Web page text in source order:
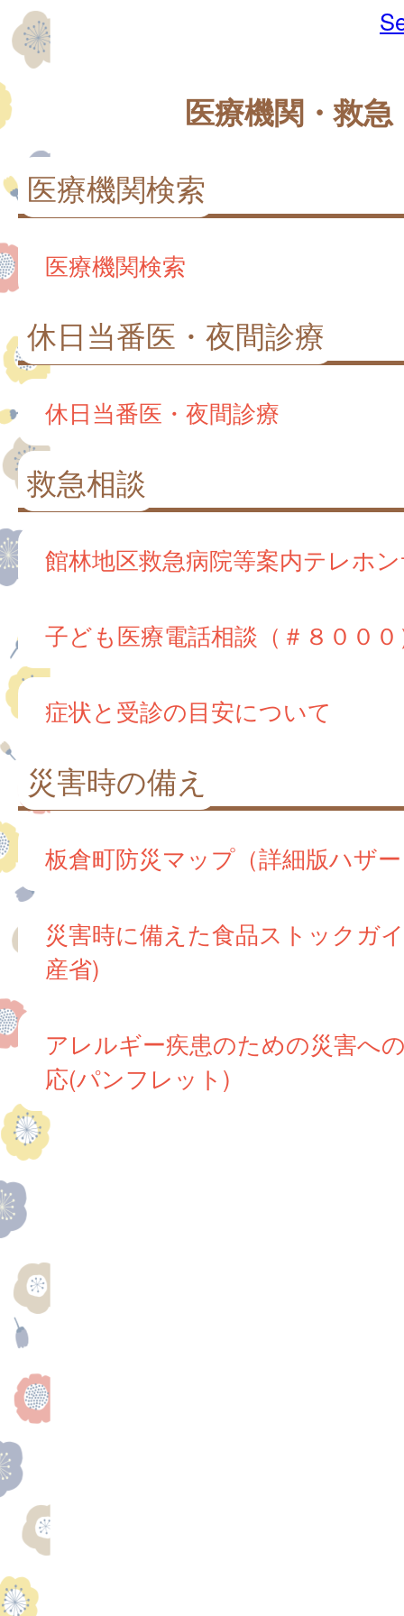
医療機関・救急
医療機関検索
医療機関検索
休日当番医・夜間診療
休日当番医・夜間診療
救急相談
館林地区救急病院等案内テレホ
子ども医療電話相談（＃８００
症状と受診の目安について
災害時の備え
板倉町防災マップ（詳細版ハザ
災害時に備えた食品ストックガ
産省)
アレルギー疾患のための災害へ
応(パンフレット)